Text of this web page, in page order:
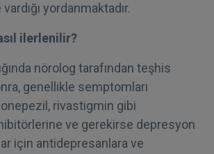
yordanmaktadır.
ilerlenilir?
nörolog tarafından teşhis
genellikle semptomları
rivastigmin gibi
ve gerekirse depresyon
için antidepresanlara ve